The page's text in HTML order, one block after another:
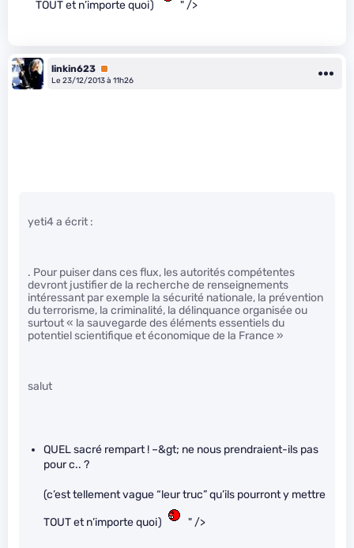
TOUT et n’importe quoi) " />
linkin623 Premium
Le 23/12/2013 à 11h26
yeti4 a écrit :
. Pour puiser dans ces flux, les autorités compétentes
devront justifier de la recherche de renseignements
intéressant par exemple la sécurité nationale, la prévention
du terrorisme, la criminalité, la délinquance organisée ou
surtout « la sauvegarde des éléments essentiels du
potentiel scientifique et économique de la France »
salut
QUEL sacré rempart ! –&gt; ne nous prendraient-ils pas
pour c.. ?
(c’est tellement vague “leur truc” qu’ils pourront y mettre
TOUT et n’importe quoi) " />